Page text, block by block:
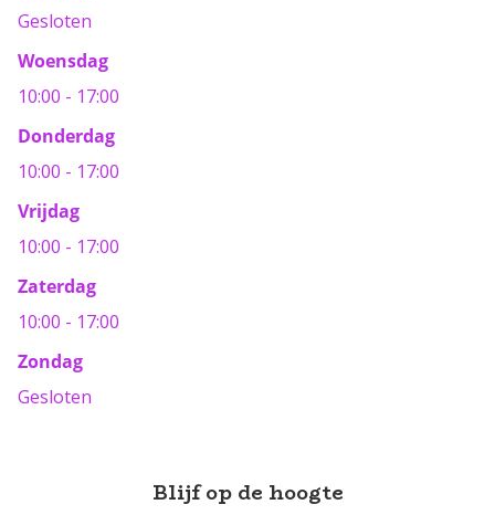
Gesloten
Woensdag
10:00 - 17:00
Donderdag
10:00 - 17:00
Vrijdag
10:00 - 17:00
Zaterdag
10:00 - 17:00
Zondag
Gesloten
Blijf op de hoogte